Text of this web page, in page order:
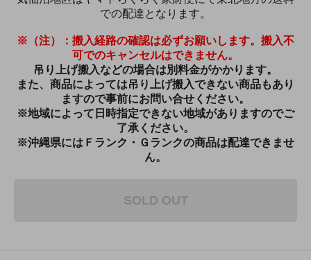
での配達となります。
※（注）：搬入経路の確認は必ずお願いします。搬入不
可でのキャンセルはできません。
吊り上げ搬入などの場合は別料金がかかります。
また、商品によっては吊り上げ搬入できない商品もあり
ますので事前にお問い合せください。
※地域によって日時指定できない地域がありますのでご
了承ください。
※沖縄県にはＦランク・Ｇランクの商品は配達できませ
ん。
SOLD OUT